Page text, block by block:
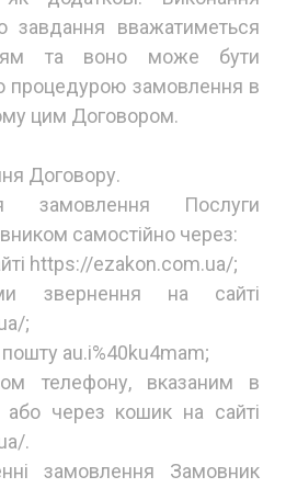
завдання вважатиметься
та воно може бути
процедурою замовлення в
цим Договором.
Договору.
замовлення Послуги
самостійно через:
https://ezakon.com.ua/;
звернення на сайті
;
au.i%40ku4mam;
телефону, вказаним в
або через кошик на сайті
.
замовлення Замовник